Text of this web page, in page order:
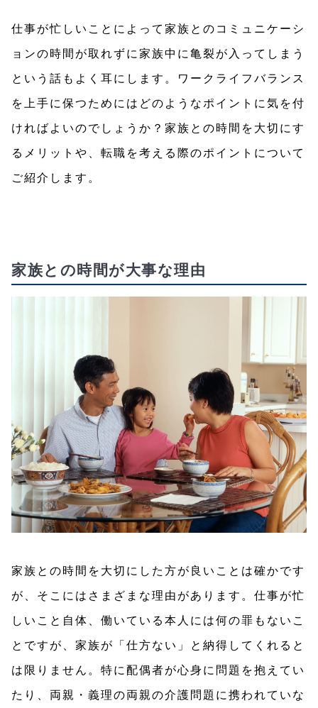
仕事が忙しいことによって家族とのコミュニケーシ
ョンの時間が取れずに家族中に亀裂が入ってしまう
という話もよく耳にします。ワークライフバランス
を上手に保つためにはどのようなポイントに気を付
ければよいのでしょうか？家族との時間を大切にす
るメリットや、転職を考える際のポイントについて
ご紹介します。
家族との時間が大事な理由
家族との時間を大切にした方が良いことは確かです
が、そこにはさまざまな理由があります。仕事が忙
しいこと自体、働いている本人には何の罪もないこ
とですが、家族が「仕方ない」と納得してくれると
は限りません。特に配偶者が心身に問題を抱えてい
たり、両親・義理の両親の介護問題に携われていな